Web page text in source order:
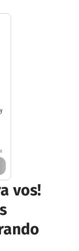
vos!